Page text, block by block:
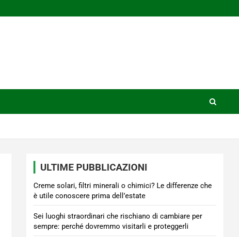
ULTIME PUBBLICAZIONI
Creme solari, filtri minerali o chimici? Le differenze che
è utile conoscere prima dell’estate
Sei luoghi straordinari che rischiano di cambiare per
sempre: perché dovremmo visitarli e proteggerli